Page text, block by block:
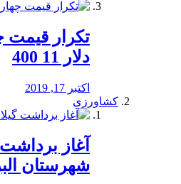
تکرار
دلار 11 400
اکتبر 17, 2019
کشاورزی
آغاز
شهرستان